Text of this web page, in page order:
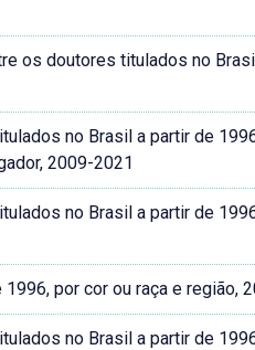
os doutores titulados no
no Brasil a partir de
2009-2021
no Brasil a partir de
por cor ou raça e região,
no Brasil a partir de